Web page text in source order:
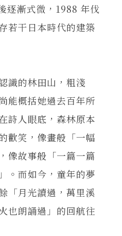
逐漸式微，1988 年伐
若干日本時代的建築
的林田山，粗淺
能概括她過去百年所
詩人眼底，森林原本
歡笑，像畫般「一幅
像故事般「一篇一篇
。而如今，童年的夢
「月光讀過，萬里溪
也朗誦過」的回航往